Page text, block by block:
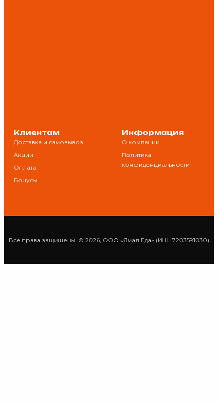
Клиентам
Доставка и самовывоз
Акции
Оплата
Бонусы
Информация
О компании
Политика
конфиденциальности
Все права защищены. © 2026, ООО «Ямал Еда» (ИНН 7203591030)